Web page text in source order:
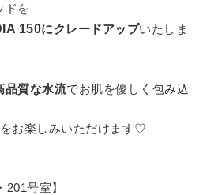
ドを
150にクレードアップいたしま
品質な水流でお肌を優しく包み込
をお楽しみいただけます♡
201号室】